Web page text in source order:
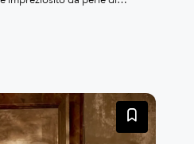
si distribuiscono su
un effetto luminoso
a U è rifinito da bottoncini